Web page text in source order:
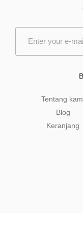
Tentang
Blog
Keranjang